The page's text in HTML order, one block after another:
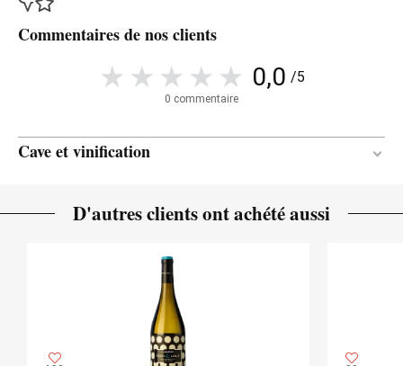
Commentaires de nos clients
0,0 /5
0 commentaire
Cave et vinification
VINIFICATIOND'autres clients ont achété aussi